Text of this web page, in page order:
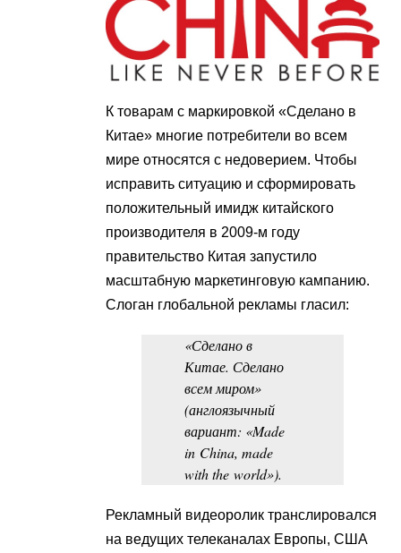
К товарам с маркировкой «Сделано в
Китае» многие потребители во всем
мире относятся с недоверием. Чтобы
исправить ситуацию и сформировать
положительный имидж китайского
производителя в 2009-м году
правительство Китая запустило
масштабную маркетинговую кампанию.
Слоган глобальной рекламы гласил:
«Сделано в
Китае. Сделано
всем миром»
(англоязычный
вариант: «Made
in China, made
with the world»).
Рекламный видеоролик транслировался
на ведущих телеканалах Европы, США